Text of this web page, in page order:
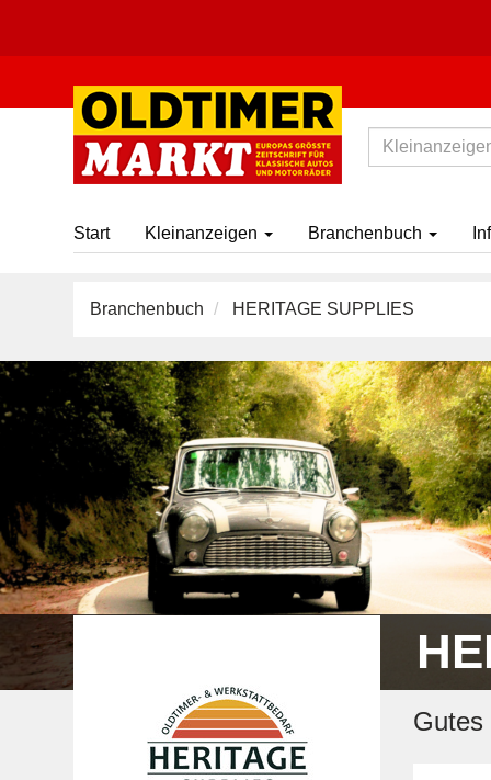
Start Kleinanzeigen Branchenbuch
Branchenbuch HERITAGE SUPPLIES
Gutes